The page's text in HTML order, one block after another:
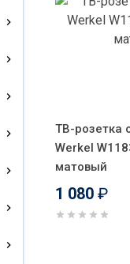
ТВ-розетка
Werkel
матовый
1 080 ₽